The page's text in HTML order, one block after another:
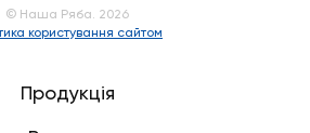
© Наша Ряба. 2026
користування сайтом
Продукція